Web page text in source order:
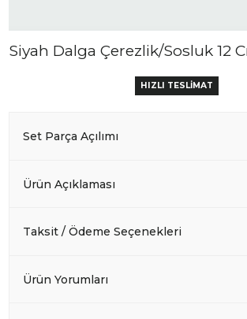
Siyah Dalga Çerezlik/Sosluk 12
HIZLI TESLİMAT
Set Parça Açılımı
Ürün Açıklaması
Taksit / Ödeme Seçenekleri
Ürün Yorumları